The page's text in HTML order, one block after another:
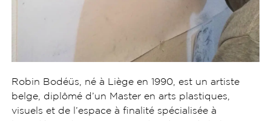
Robin Bodéüs, né à Liège en 1990, est un artiste
belge, diplômé d’un Master en arts plastiques,
visuels et de l’espace à finalité spécialisée à